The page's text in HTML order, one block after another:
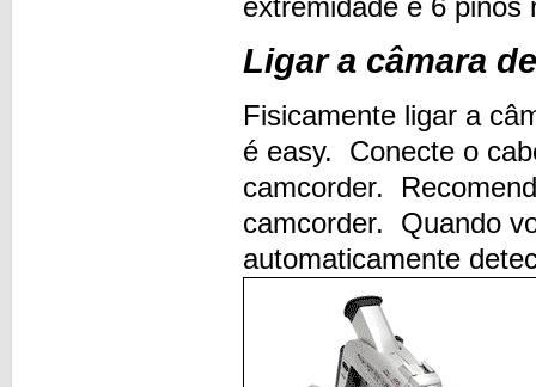
Ligar a câmara
Fisicamente ligar a
é easy. Conecte o
camcorder.
camcorder. Quando
automaticamente